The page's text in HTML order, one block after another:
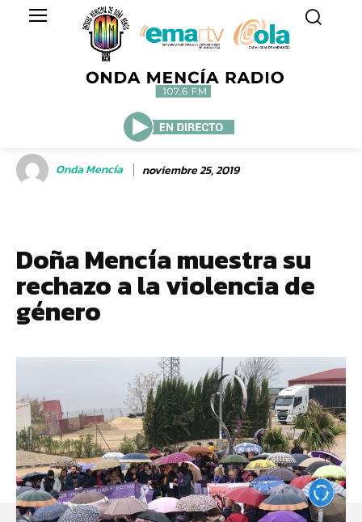
Onda Mencía noviembre 25, 2019
Doña Mencía muestra su
rechazo a la violencia de
género